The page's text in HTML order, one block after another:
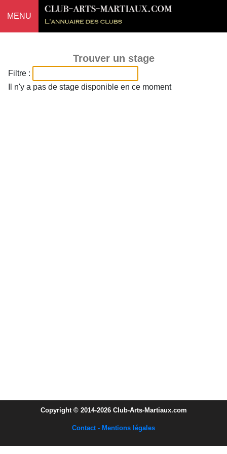
MENU
Trouver un stage
Filtre :
Il n'y a pas de stage disponible en ce moment
Copyright © 2014-2026 Club-Arts-Martiaux.com
Contact - Mentions légales